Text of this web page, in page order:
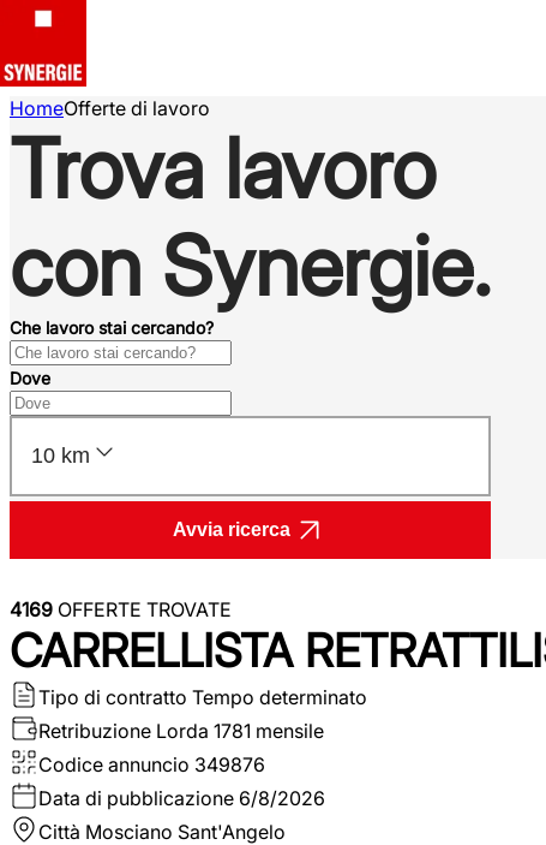
HomeOfferte di lavoro
Trova lavoro
con Synergie.
Che lavoro stai cercando?
Dove
10 km
Avvia ricerca
4169 OFFERTE TROVATE
CARRELLISTA
Tipo di contratto Tempo determinato
Retribuzione Lorda 1781 mensile
Codice annuncio 349876
Data di pubblicazione 6/8/2026
Città Mosciano Sant'Angelo